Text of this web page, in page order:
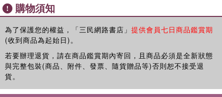
容地陪伴每個孩子在友善的校園中快樂學習、穩定成長。
這本書是實用的校園法律指南，更是為教育現場織就的一張堅
韌的法理支持網。它讓老師在關鍵時刻不必獨自面對黑暗與心
灰意冷，讓教學專業有清晰的法理可依循，讓課室裡的每個選
擇，都有了明確的路引。若你同樣身處教學現場，我誠摯地建
議你將此書置於案頭之上。不是因為我們有能力預期生活風
雨，而是當外在世界喧囂繁雜之時，我們更需要清明通透的理
1-8 收到何謂終局停聘決議，怎麼辦？
CHAPTER 2 教室裡的風險：當教學成為爭議
2-1 經常遲到、課堂管理鬆散、言語不當，會不會出事？
――教學不力常見態樣與認定標準
2-2 老師不是有「專業自主」嗎?為什麼學校還是可以管？
衝突出現，焦點很容易從「怎麼讓孩子更好」，變成「是誰的
來自惡意，而是來自不知道界線在哪裡。
因此，我寫這本書。不是為了放大風險，不是為了讓老師害
怕，更不是要讓教育只剩下防禦與自保。而是希望―當事情發
生時，你知道制度怎麼進行；當壓力來臨時，你理解自己站在
購物須知
為了保護您的權益，「三民網路書店」 提供會員七日商品鑑賞期
(收到商品為起始日)。
若要辦理退貨，請在商品鑑賞期內寄回，且商品必須是全新狀態
與完整包裝(商品、附件、發票、隨貨贈品等)否則恕不接受退
貨。